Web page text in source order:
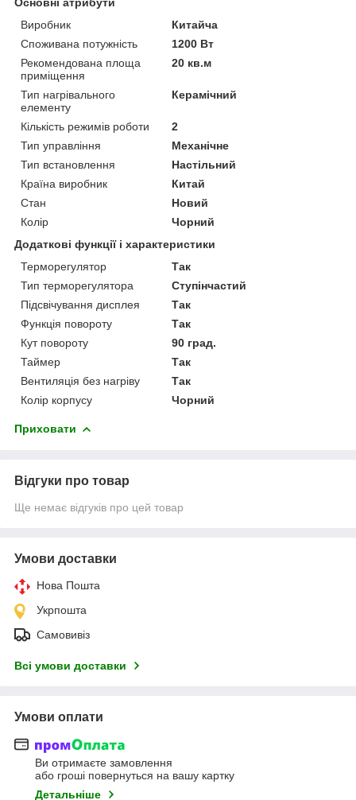
Виробник
Китайча
Споживана потужність
1200 Вт
Рекомендована площа
приміщення
20 кв.м
Тип нагрівального
елементу
Керамічний
Кількість режимів роботи
2
Тип управління
Механічне
Тип встановлення
Настільний
Країна виробник
Китай
Стан
Новий
Колір
Чорний
Додаткові функції і характеристики
Терморегулятор
Так
Тип терморегулятора
Ступінчастий
Підсвічування дисплея
Так
Функція повороту
Так
Кут повороту
90 град.
Таймер
Так
Вентиляція без нагріву
Так
Колір корпусу
Чорний
Приховати
Відгуки про товар
Ще немає відгуків про цей товар
Умови доставки
Нова Пошта
Укрпошта
Самовивіз
Всі умови доставки
Умови оплати
Ви отримаєте замовлення
або гроші повернуться на вашу картку
Детальніше